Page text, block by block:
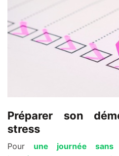
Préparer son
stress
Pour une journée